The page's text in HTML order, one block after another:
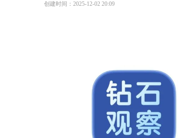
创建时间： 2025-12-02 20:09